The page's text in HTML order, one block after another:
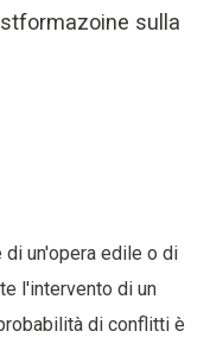
sulla
un'opera edile o di
l'intervento di un
di conflitti è